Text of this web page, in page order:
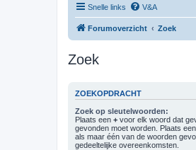
Snelle links V&A
Forumoverzicht Zoek
Zoek
ZOEKOPDRACHT
Zoek op sleutelwoorden:
Plaats een + voor elk woord dat
gevonden moet worden. Plaats
als maar één van de woorden
gedeeltelijke overeenkomsten.